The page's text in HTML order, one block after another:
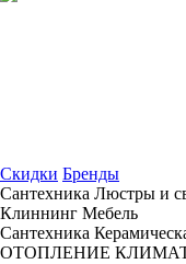
Скидки Бренды
Сантехника Люстры и
Клиннинг Мебель
Сантехника
ОТОПЛЕНИЕ